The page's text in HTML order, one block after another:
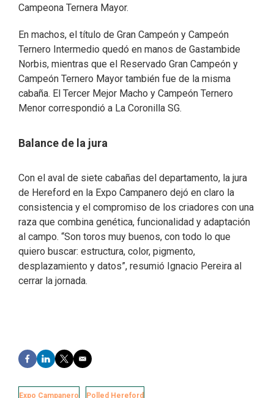
Campeona Ternera Mayor.
En machos, el título de Gran Campeón y Campeón
Ternero Intermedio quedó en manos de Gastambide
Norbis, mientras que el Reservado Gran Campeón y
Campeón Ternero Mayor también fue de la misma
cabaña. El Tercer Mejor Macho y Campeón Ternero
Menor correspondió a La Coronilla SG.
Balance de la jura
Con el aval de siete cabañas del departamento, la jura
de Hereford en la Expo Campanero dejó en claro la
consistencia y el compromiso de los criadores con una
raza que combina genética, funcionalidad y adaptación
al campo. “Son toros muy buenos, con todo lo que
quiero buscar: estructura, color, pigmento,
desplazamiento y datos”, resumió Ignacio Pereira al
cerrar la jornada.
F
a
e
L
i
k
T
w
t
E
m
Expo Campanero Polled Hereford